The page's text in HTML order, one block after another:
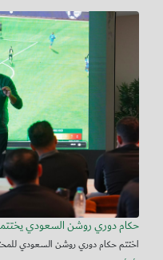
حكام دوري روشن السعودي
اختتم حكام دوري روشن السعودي